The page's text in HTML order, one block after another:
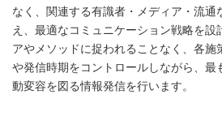
なく、関連する有識者・メディア・流通
え、最適なコミュニケーション戦略を設
アやメソッドに捉われることなく、各施
や発信時期をコントロールしながら、最
動変容を図る情報発信を行います。